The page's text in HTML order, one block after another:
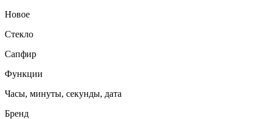
Новое
Стекло
Сапфир
Функции
Часы, минуты, секунды, дата
Бренд